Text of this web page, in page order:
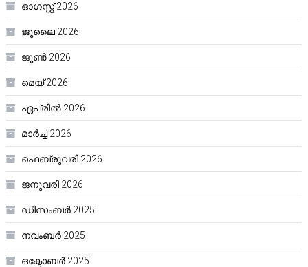
ഓഗസ്റ്റ്‌ 2026
ജൂലൈ 2026
ജൂൺ 2026
മെയ്‌ 2026
ഏപ്രിൽ 2026
മാർച്ച്‌ 2026
ഫെബ്രുവരി 2026
ജനുവരി 2026
ഡിസംബർ 2025
നവംബർ 2025
ഒക്ടോബർ 2025